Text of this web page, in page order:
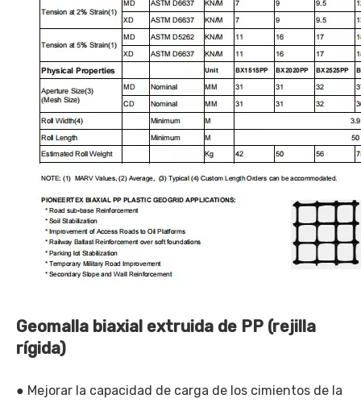
Geomalla biaxial extruida de PP (rejilla
rígida)
● Mejorar la capacidad de carga de los cimientos de la